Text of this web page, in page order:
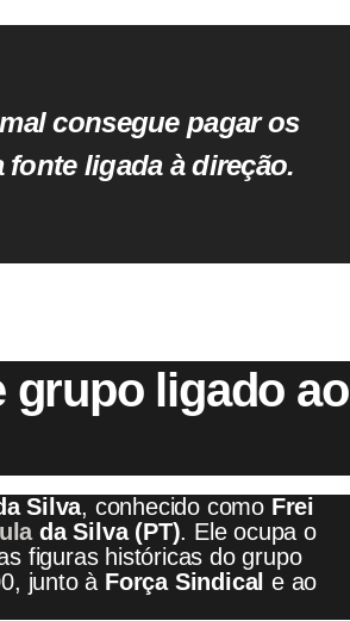
consegue pagar os
ligada à direção.
grupo ligado ao
Silva, conhecido como Frei
da Silva (PT). Ele ocupa o
figuras históricas do grupo
junto à Força Sindical e ao